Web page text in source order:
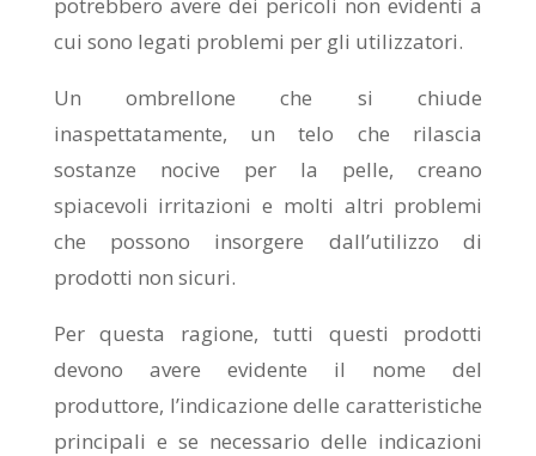
cui sono legati problemi per gli utilizzatori.
Un ombrellone che si chiude
inaspettatamente, un telo che rilascia
sostanze nocive per la pelle, creano
spiacevoli irritazioni e molti altri problemi
che possono insorgere dall’utilizzo di
prodotti non sicuri.
Per questa ragione, tutti questi prodotti
devono avere evidente il nome del
produttore, l’indicazione delle caratteristiche
principali e se necessario delle indicazioni